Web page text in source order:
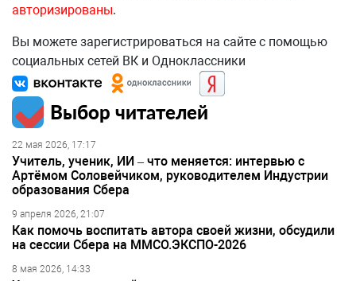
авторизированы.
Вы можете зарегистрироваться на сайте с помощью
социальных сетей ВК и Одноклассники
Выбор читателей
22 мая 2026, 17:17
Учитель, ученик, ИИ – что меняется: интервью с
Артёмом Соловейчиком, руководителем Индустрии
образования Сбера
9 апреля 2026, 21:07
Как помочь воспитать автора своей жизни, обсудили
на сессии Сбера на ММСО.ЭКСПО-2026
8 мая 2026, 14:33